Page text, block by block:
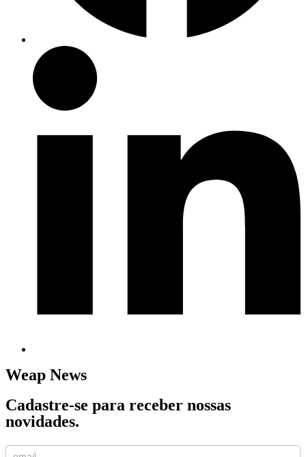
Weap News
Cadastre-se para receber nossas
novidades.
Cadastro